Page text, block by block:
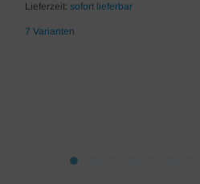
Lieferzeit: sofort lieferbar
7 Varianten